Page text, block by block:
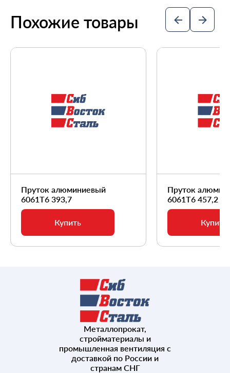
Похожие товары
Пруток алюминиевый
6061Т6 393,7
Купить
Пруток
6061Т6 457,2
Купить
Металлопрокат,
стройматериалы и
промышленная вентиляция с
доставкой по России и
странам СНГ